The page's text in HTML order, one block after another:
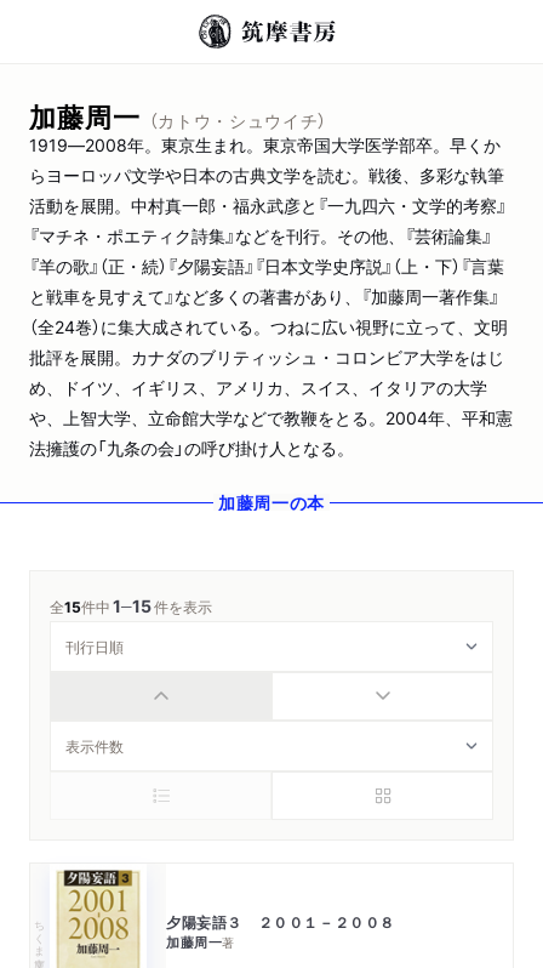
加藤周一 （カトウ・シュウイチ）
1919―2008年。東京生まれ。東京帝国大学医学部卒。早くか
らヨーロッパ文学や日本の古典文学を読む。戦後、多彩な執筆
活動を展開。中村真一郎・福永武彦と『一九四六・文学的考察』
『マチネ・ポエティク詩集』などを刊行。その他、『芸術論集』
『羊の歌』（正・続）『夕陽妄語』『日本文学史序説』（上・下）『言葉
と戦車を見すえて』など多くの著書があり、『加藤周一著作集』
（全24巻）に集大成されている。つねに広い視野に立って、文明
批評を展開。カナダのブリティッシュ・コロンビア大学をはじ
め、ドイツ、イギリス、アメリカ、スイス、イタリアの大学
や、上智大学、立命館大学などで教鞭をとる。2004年、平和憲
法擁護の「九条の会」の呼び掛け人となる。
加藤周一の本
全15件中1─15件を表示
ちくま文庫 夕陽妄語３ ２００１－２００８
加藤周一著